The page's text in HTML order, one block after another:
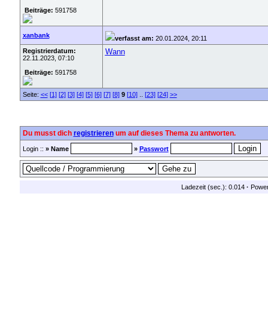
Beiträge: 591758
xanbank verfasst am: 20.01.2024, 20:11
Registrierdatum:
22.11.2023, 07:10
Beiträge: 591758
Wann
Seite: << [1] [2] [3] [4] [5] [6] [7] [8] 9 [10].. [23] [24] >>
Du musst dich registrierenum auf dieses Thema zu antworten.
Login :: » Name » Passwort
Ladezeit (sec.): 0.014 ·